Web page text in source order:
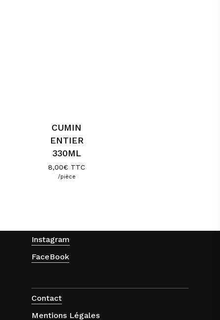
CUMIN
ENTIER
330ML
8,00€ TTC
/pièce
Instagram
FaceBook
Contact
Mentions Légales